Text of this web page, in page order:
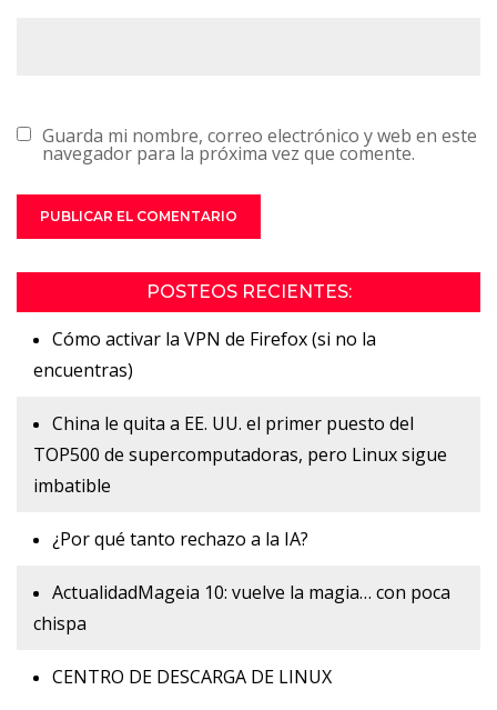
Guarda mi nombre, correo electrónico y web en este
navegador para la próxima vez que comente.
POSTEOS RECIENTES:
Cómo activar la VPN de Firefox (si no la
encuentras)
China le quita a EE. UU. el primer puesto del
TOP500 de supercomputadoras, pero Linux sigue
imbatible
¿Por qué tanto rechazo a la IA?
ActualidadMageia 10: vuelve la magia… con poca
chispa
CENTRO DE DESCARGA DE LINUX